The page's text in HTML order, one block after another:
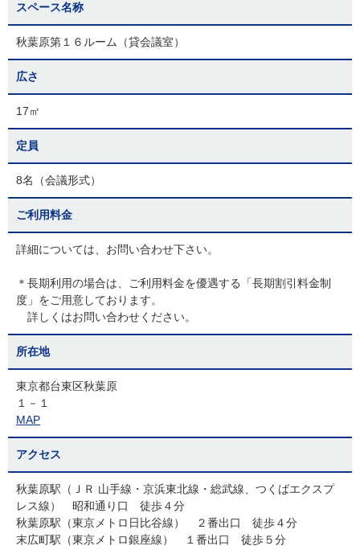
スペース名称
秋葉原第１６ルーム（貸会議室）
広さ
17㎡
定員
8名（会議形式）
ご利用料金
詳細については、お問い合わせ下さい。
＊長期利用の場合は、ご利用料金を優遇する「長期割引料金制
度」をご用意しております。
詳しくはお問い合わせください。
所在地
東京都台東区秋葉原
１－１
MAP
アクセス
秋葉原駅（ＪＲ 山手線・京浜東北線・総武線、つくばエクスプ
レス線） 昭和通り口 徒歩４分
秋葉原駅（東京メトロ日比谷線） ２番出口 徒歩４分
末広町駅（東京メトロ銀座線） １番出口 徒歩５分